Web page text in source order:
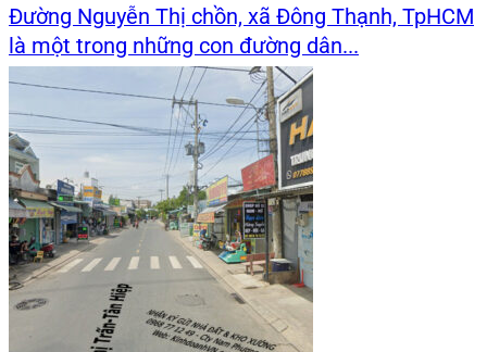
Đường Nguyễn Thị chồn, xã Đông Thạnh, TpHCM
là một trong những con đường dân...